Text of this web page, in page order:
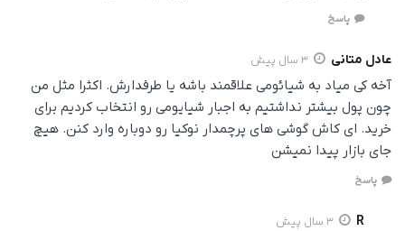
پاسخ
عادل متانی 3 سال پیش
آخه کی میاد به شیائومی علاقمند باشه یا طرفدارش. اکثرا مثل من
چون پول بیشتر نداشتیم به اجبار شیایومی رو انتخاب کردیم برای
خرید. ای کاش گوشی های پرچمدار نوکیا رو دوباره وارد کنن. هیچ
جای بازار پیدا نمیشن
پاسخ
R 3 سال پیش